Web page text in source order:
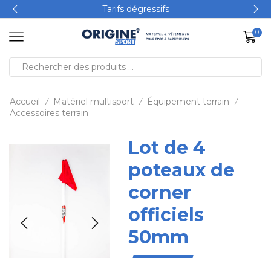
Tarifs dégressifs
0
Accueil / Matériel multisport / Équipement terrain /
Accessoires terrain
Lot de 4
poteaux de
corner
officiels
50mm